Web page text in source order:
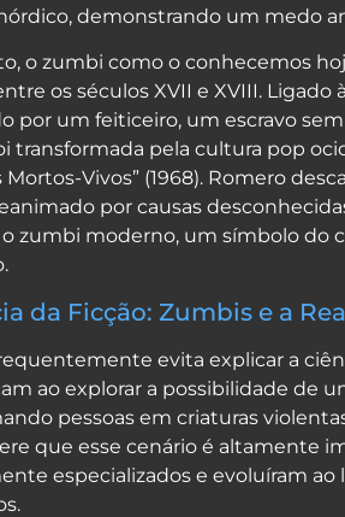
demonstrando um medo
o zumbi como o conhecemos
os séculos XVII e XVIII.
por um feiticeiro, um escravo
transformada pela cultura pop
Mortos-Vivos” (1968). Romero
por causas
o zumbi moderno, um símbolo do
da Ficção: Zumbis e a
evita explicar a
ao explorar a possibilidade de
pessoas em criaturas
que esse cenário é altamente
especializados e evoluíram